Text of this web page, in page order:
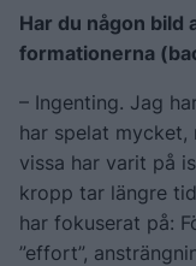
Har du någon bild
formationerna
– Ingenting. Jag
har spelat mycket,
vissa har varit på
kropp tar längre
har fokuserat på:
”effort”,